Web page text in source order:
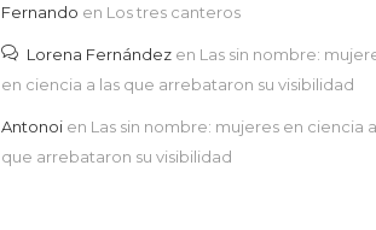
Fernando en Los tres canteros
Lorena Fernández en Las sin nombre:
en ciencia a las que arrebataron su visibilidad
Antonoi en Las sin nombre: mujeres en ciencia
que arrebataron su visibilidad